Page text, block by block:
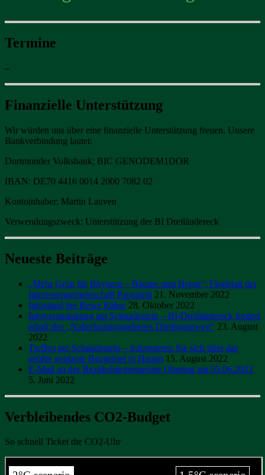
Termine
–
Finanzielle Unterstützung
Wir würden uns über eine finanzielle Unterstützung freuen. Unsere
Bankverbindung lautet:
Dortmunder Volksbank; BIC GENODEM1DOR
IBAN: DE70 4416 0014 2000 7082 02
Kontoinhaber: Martin Lauven
Verwendungszweck: Unterstützung der BI Dreiländereck
Neueste Beiträge
„Mehr Grün für Rhynern – Bäume statt Beton“; Flugblatt der
Interessengemeinschaft Papenloh 21. November 2022
Infostand bei Rewe Räker 28. Oktober 2022
Infoveranstaltung am Schnadestein – BI-Dreiländereck fordert
erhalt des „Naherholungsgebietes Dierhagenweg“ 23. August
2022
Treffen am Schnadestein – informieren Sie sich über das
größte geplante Baugebiet in Hamm 15. August 2022
E-Mail an der Bezirksbürgermeister Obering am 05.06.2022
5. Juni 2022
Verbleibendes CO2-Budget
So schnell Ticket die CO2-Uhr